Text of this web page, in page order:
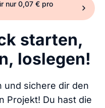
nur 0,07 € pro
starten,
loslegen!
und sichere dir den
Projekt! Du hast die